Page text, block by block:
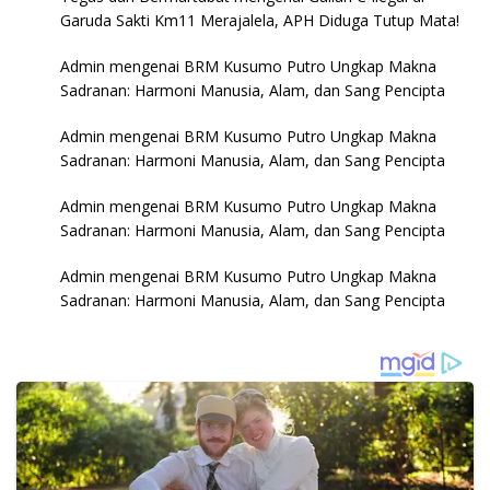
Garuda Sakti Km11 Merajalela, APH Diduga Tutup Mata!
Admin mengenai BRM Kusumo Putro Ungkap Makna
Sadranan: Harmoni Manusia, Alam, dan Sang Pencipta
Admin mengenai BRM Kusumo Putro Ungkap Makna
Sadranan: Harmoni Manusia, Alam, dan Sang Pencipta
Admin mengenai BRM Kusumo Putro Ungkap Makna
Sadranan: Harmoni Manusia, Alam, dan Sang Pencipta
Admin mengenai BRM Kusumo Putro Ungkap Makna
Sadranan: Harmoni Manusia, Alam, dan Sang Pencipta